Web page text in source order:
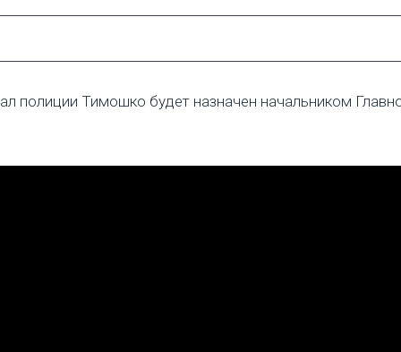
полиции Тимошко будет назначен начальником